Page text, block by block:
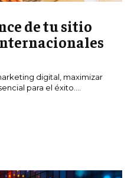
de tu sitio
digital, maximizar
para el éxito....